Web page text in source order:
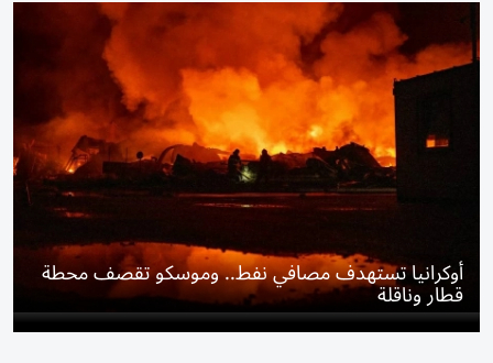
أوكرانيا تستهدف مصافي نفط.. وموسكو تقصف محطة
قطار وناقلة